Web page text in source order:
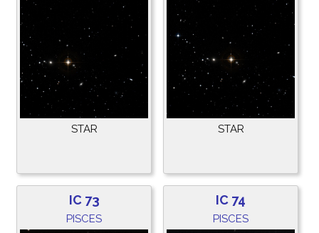
STAR STAR
IC 73
PISCES
IC 74
PISCES